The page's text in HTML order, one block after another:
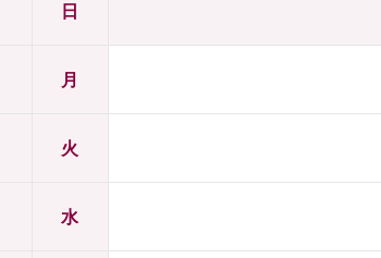
日
月
火
水